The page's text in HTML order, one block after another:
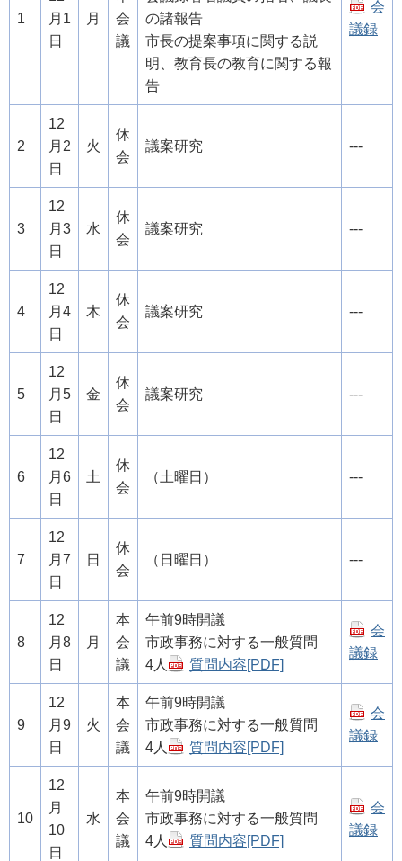
1
月1
日
月
会
議
の諸報告
市長の提案事項に関する説
明、教育長の教育に関する報
告
会
議録
2
12
月2
日
火
休
会
議案研究 ---
3
12
月3
日
水
休
会
議案研究 ---
4
12
月4
日
木
休
会
議案研究 ---
5
12
月5
日
金
休
会
議案研究 ---
6
12
月6
日
土
休
会
（土曜日） ---
7
12
月7
日
日
休
会
（日曜日） ---
8
12
月8
日
月
本
会
議
午前9時開議
市政事務に対する一般質問
4人
質問内容[PDF]
会
議録
9
12
月9
日
火
本
会
議
午前9時開議
市政事務に対する一般質問
4人
質問内容[PDF]
会
議録
10
12
月
10
日
水
本
会
議
午前9時開議
市政事務に対する一般質問
4人
質問内容[PDF]
会
議録